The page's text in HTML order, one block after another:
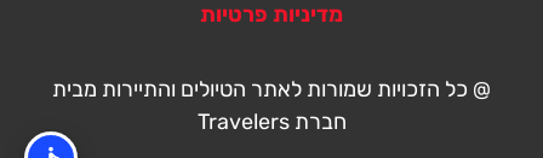
מדיניות פרטיות
@ כל הזכויות שמורות לאתר הטיולים והתיירות מבית
חברת Travelers